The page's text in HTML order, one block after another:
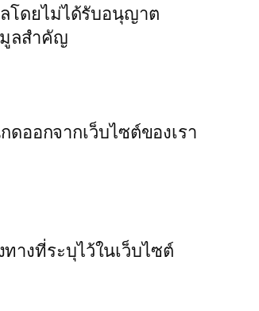
ลโดยไม่ได้รับอนุญาต
มูลสำคัญ
ดออกจากเว็บไซต์ของเรา
างที่ระบุไว้ในเว็บไซต์